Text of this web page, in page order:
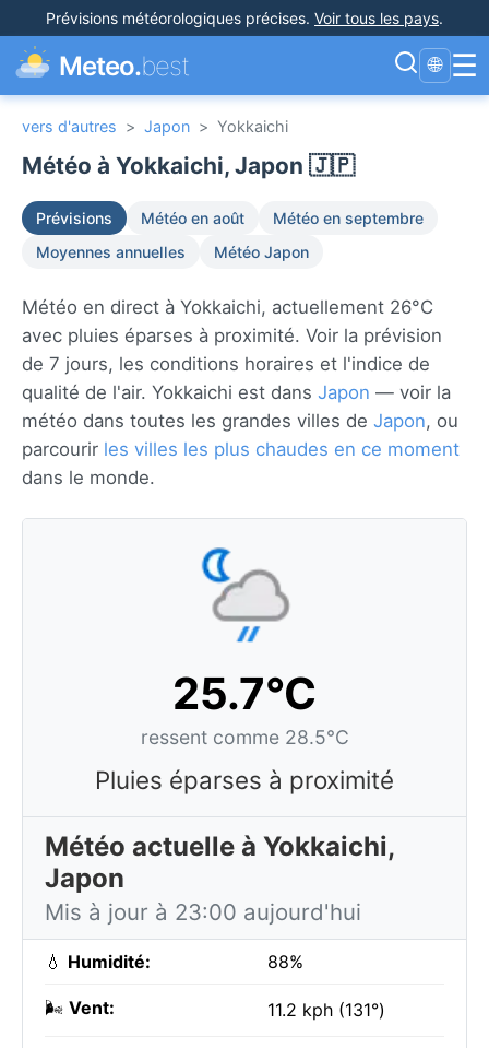
Prévisions météorologiques précises. Voir tous les pays.
Meteo.best 🌐 ☰
vers d'autres > Japon > Yokkaichi
Météo à Yokkaichi, Japon 🇯🇵
Prévisions Météo en août
Météo en septembre
Moyennes annuelles
Météo Japon
Météo en direct à Yokkaichi, actuellement 26°C
avec pluies éparses à proximité. Voir la prévision
de 7 jours, les conditions horaires et l'indice de
qualité de l'air. Yokkaichi est dans Japon — voir la
météo dans toutes les grandes villes de Japon, ou
parcourir les villes les plus chaudes en ce moment
dans le monde.
25.7°C
ressent comme 28.5°C
Pluies éparses à proximité
Météo actuelle à Yokkaichi,
Japon
Mis à jour à 23:00 aujourd'hui
💧 Humidité: 88%
🌬️ Vent: 11.2 kph (131°)